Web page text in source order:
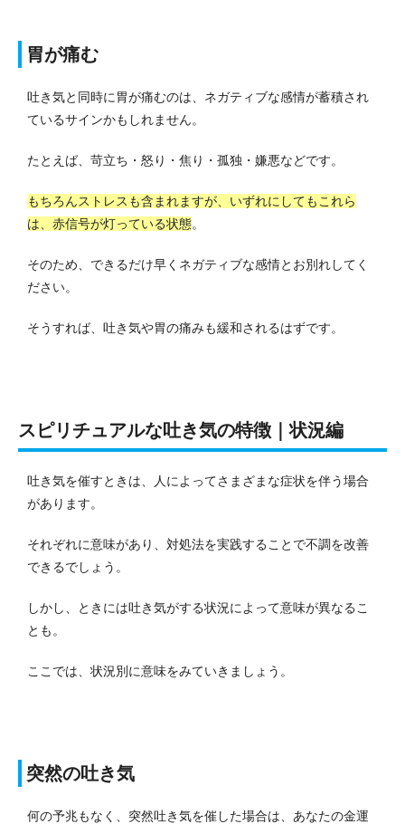
胃が痛む
吐き気と同時に胃が痛むのは、ネガティブな感情が蓄積され
ているサインかもしれません。
たとえば、苛立ち・怒り・焦り・孤独・嫌悪などです。
もちろんストレスも含まれますが、いずれにしてもこれら
は、赤信号が灯っている状態。
そのため、できるだけ早くネガティブな感情とお別れしてく
ださい。
そうすれば、吐き気や胃の痛みも緩和されるはずです。
スピリチュアルな吐き気の特徴｜状況編
吐き気を催すときは、人によってさまざまな症状を伴う場合
があります。
それぞれに意味があり、対処法を実践することで不調を改善
できるでしょう。
しかし、ときには吐き気がする状況によって意味が異なるこ
とも。
ここでは、状況別に意味をみていきましょう。
突然の吐き気
何の予兆もなく、突然吐き気を催した場合は、あなたの金運